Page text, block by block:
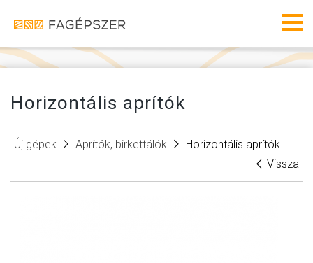
Horizontális aprítók
Új gépek Aprítók, birkettálók
Horizontális aprítók
Vissza